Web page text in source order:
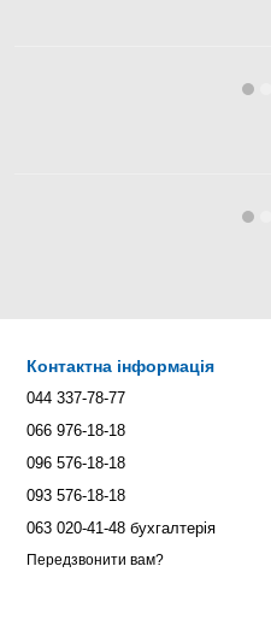
Контактна інформація
044 337-78-77
066 976-18-18
096 576-18-18
093 576-18-18
063 020-41-48 бухгалтерія
Передзвонити вам?